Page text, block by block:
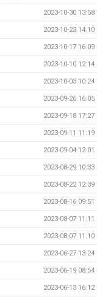
2023-10-30 13:58
2023-10-23 14:10
2023-10-17 16:09
2023-10-10 12:14
2023-10-03 10:24
2023-09-26 16:05
2023-09-18 17:27
2023-09-11 11:19
2023-09-04 12:01
2023-08-29 10:33
2023-08-22 12:39
2023-08-16 09:51
2023-08-07 11:11
2023-08-07 11:10
2023-06-27 13:24
2023-06-19 08:54
2023-06-13 16:12